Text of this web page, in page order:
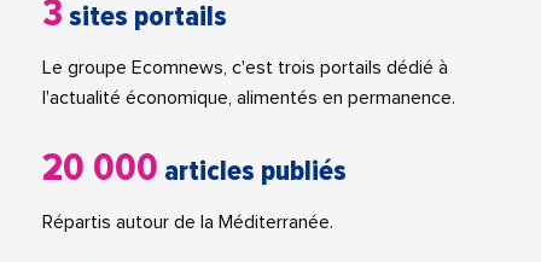
3 sites portails
Le groupe Ecomnews, c'est trois portails dédié à
l'actualité économique, alimentés en permanence.
20 000 articles publiés
Répartis autour de la Méditerranée.